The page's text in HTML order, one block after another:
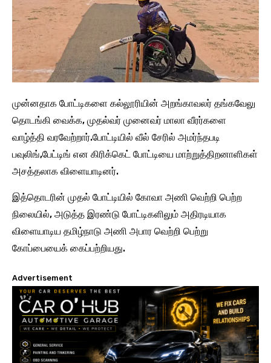
முன்னதாக போட்டிகளை கல்லூரியின் அறங்காவலர் தங்கவேலு
தொடங்கி வைக்க, முதல்வர் முனைவர் மாலா வீரர்களை
வாழ்த்தி வரவேற்றார்.போட்டியில் வீல் சேரில் அமர்ந்தபடி
பவுலிங்,பேட்டிங் என கிரிக்கெட் போட்டியை மாற்றுத்திறனாளிகள்
அசத்தலாக விளையாடினர்.
இத்தொடரின் முதல் போட்டியில் கோவா அணி வெற்றி பெற்ற
நிலையில், அடுத்த இரண்டு போட்டிகளிலும் அதிரடியாக
விளையாடிய தமிழ்நாடு அணி அபார வெற்றி பெற்று
கோப்பையைக் கைப்பற்றியது.
Advertisement